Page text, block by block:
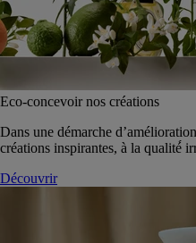
Eco-concevoir nos créations
Dans une démarche
créations inspirantes, à la qualité́
Découvrir